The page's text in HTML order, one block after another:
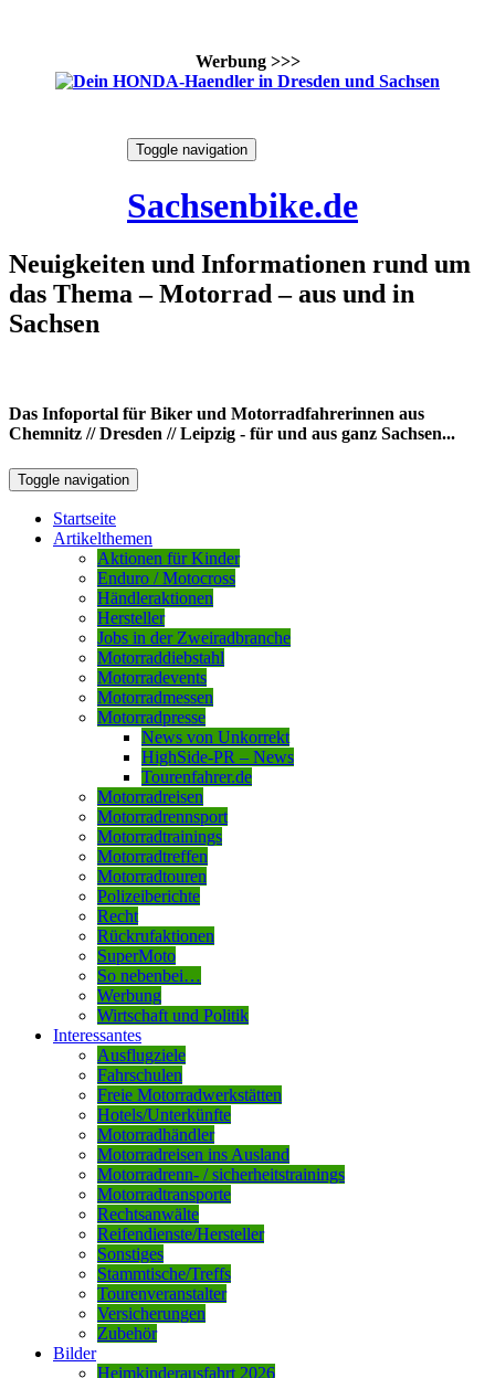
Werbung >>>
Toggle navigation
Sachsenbike.de
Neuigkeiten und Informationen rund um
das Thema – Motorrad – aus und in
Sachsen
Das Infoportal für Biker und Motorradfahrerinnen aus
Chemnitz // Dresden // Leipzig - für und aus ganz Sachsen...
Toggle navigation
Startseite
Artikelthemen
Aktionen für Kinder
Enduro / Motocross
Händleraktionen
Hersteller
Jobs in der Zweiradbranche
Motorraddiebstahl
Motorradevents
Motorradmessen
Motorradpresse
News von Unkorrekt
HighSide-PR – News
Tourenfahrer.de
Motorradreisen
Motorradrennsport
Motorradtrainings
Motorradtreffen
Motorradtouren
Polizeiberichte
Recht
Rückrufaktionen
SuperMoto
So nebenbei…
Werbung
Wirtschaft und Politik
Interessantes
Ausflugziele
Fahrschulen
Freie Motorradwerkstätten
Hotels/Unterkünfte
Motorradhändler
Motorradreisen ins Ausland
Motorradrenn- / sicherheitstrainings
Motorradtransporte
Rechtsanwälte
Reifendienste/Hersteller
Sonstiges
Stammtische/Treffs
Tourenveranstalter
Versicherungen
Zubehör
Bilder
Heimkinderausfahrt 2026